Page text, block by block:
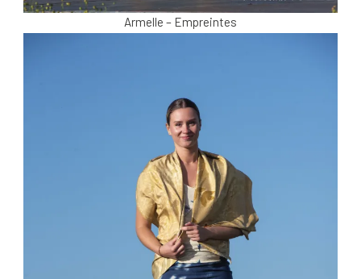
Armelle – Empreintes